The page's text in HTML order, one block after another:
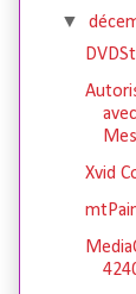
▼
Xvid